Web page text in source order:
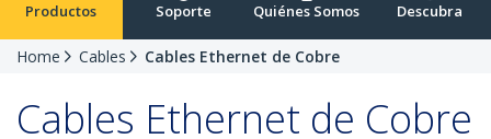
Productos Soporte Quiénes Somos Descubra
Home Cables Cables Ethernet de Cobre
Cables Ethernet de Cobre